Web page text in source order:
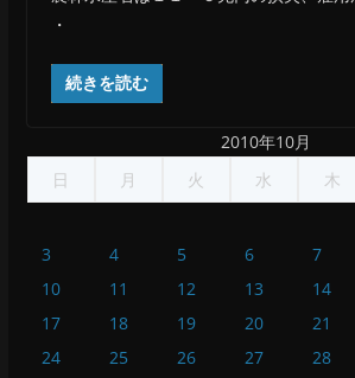
・
続きを読む
2010年10月
日
月 火 水 木
3
4 5 6 7
10
11 12 13 14
17
18 19 20 21
24
25 26 27 28